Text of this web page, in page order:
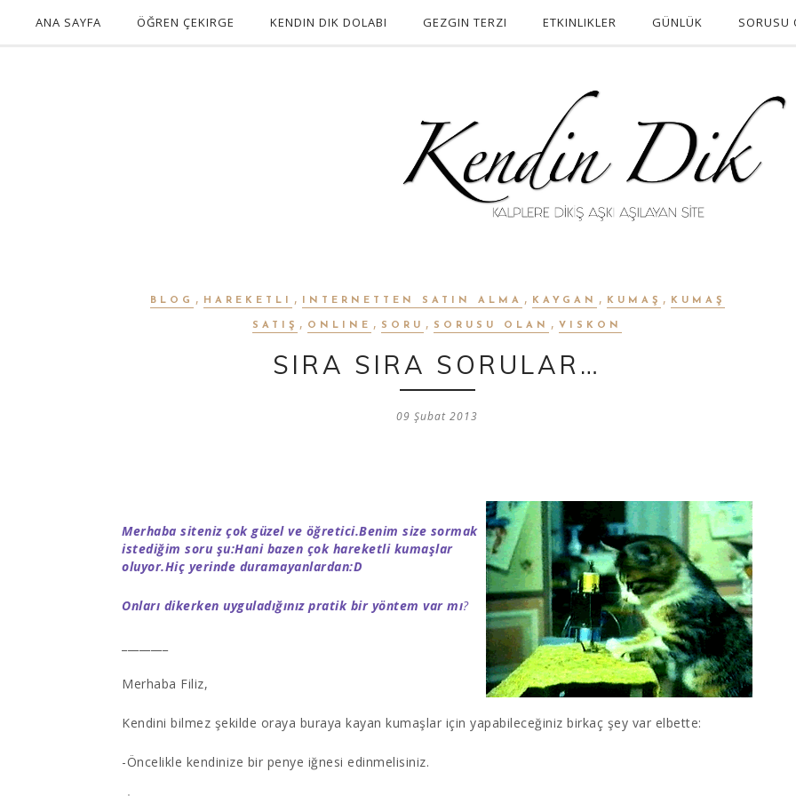
ANA SAYFA ÖĞREN ÇEKIRGE KENDIN DIK DOLABI GEZGIN TERZI ETKINLIKLER GÜNLÜK SORUSU
BLOG , HAREKETLI , INTERNETTEN SATIN ALMA , KAYGAN , KUMAŞ , KUMAŞ
SATIŞ , ONLINE , SORU , SORUSU OLAN , VISKON
SIRA SIRA SORULAR…
09 Şubat 2013
Merhaba siteniz çok güzel ve öğretici.Benim size sormak
istediğim soru şu:Hani bazen çok hareketli kumaşlar
oluyor.Hiç yerinde duramayanlardan:D
Onları dikerken uyguladığınız pratik bir yöntem var mı?
Merhaba Filiz,
Kendini bilmez şekilde oraya buraya kayan kumaşlar için yapabileceğiniz birkaç şey var elbette:
-Öncelikle kendinize bir penye iğnesi edinmelisiniz.